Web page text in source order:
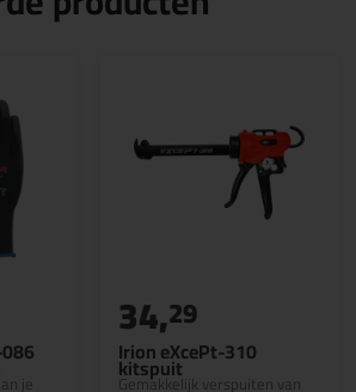
je
Irion eXcePt-310
kitspuit
Gemakkelijk verspuiten van
34,29